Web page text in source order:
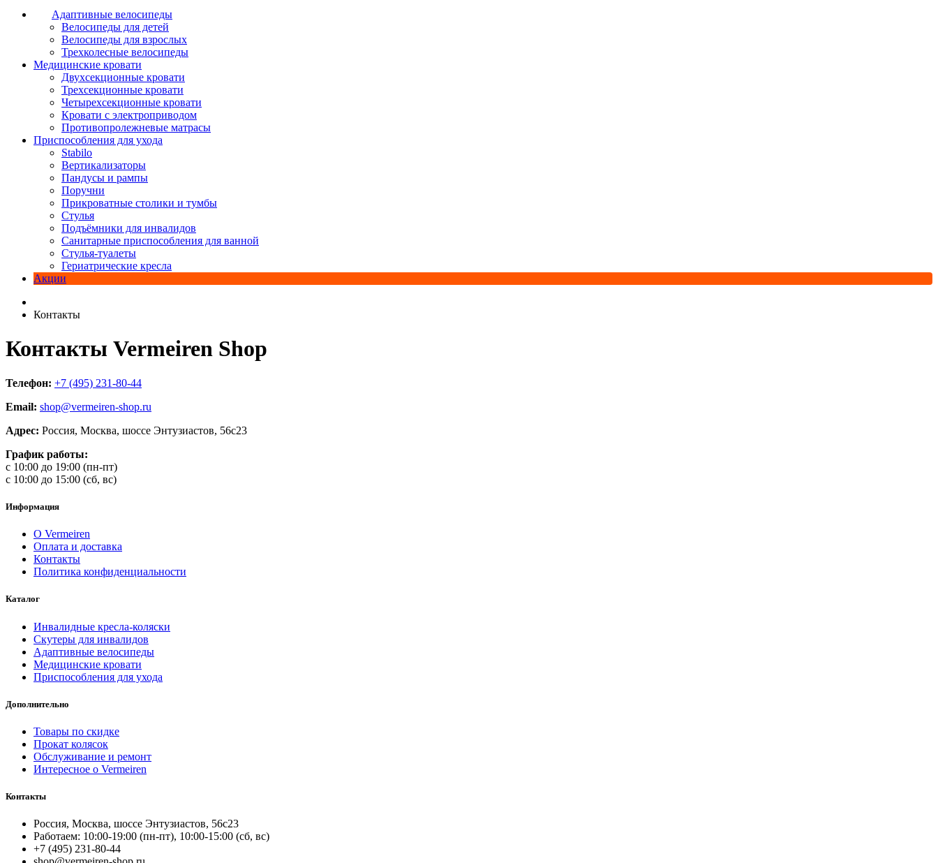
Адаптивные велосипеды
Велосипеды для детей
Велосипеды для взрослых
Трехколесные велосипеды
Медицинские кровати
Двухсекционные кровати
Трехсекционные кровати
Четырехсекционные кровати
Кровати с электроприводом
Противопролежневые матрасы
Приспособления для ухода
Stabilo
Вертикализаторы
Пандусы и рампы
Поручни
Прикроватные столики и тумбы
Стулья
Подъёмники для инвалидов
Санитарные приспособления для ванной
Стулья-туалеты
Гериатрические кресла
Акции
Контакты
Контакты Vermeiren Shop
Телефон: +7 (495) 231-80-44
Email: shop@vermeiren-shop.ru
Адрес: Россия, Москва, шоссе Энтузиастов, 56с23
График работы:
с 10:00 до 19:00 (пн-пт)
с 10:00 до 15:00 (сб, вс)
Информация
О Vermeiren
Оплата и доставка
Контакты
Политика конфиденциальности
Каталог
Инвалидные кресла-коляски
Скутеры для инвалидов
Адаптивные велосипеды
Медицинские кровати
Приспособления для ухода
Дополнительно
Товары по скидке
Прокат колясок
Обслуживание и ремонт
Интересное о Vermeiren
Контакты
Россия, Москва, шоссе Энтузиастов, 56с23
Работаем: 10:00-19:00 (пн-пт), 10:00-15:00 (сб, вс)
+7 (495) 231-80-44